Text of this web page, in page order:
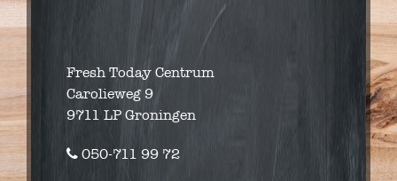
Fresh Today Centrum
Carolieweg 9
9711 LP Groningen
050-711 99 72